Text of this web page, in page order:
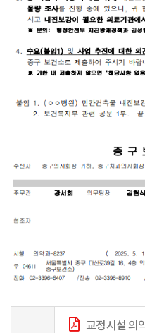
교정시설 의